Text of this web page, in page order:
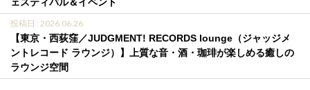
投稿日 : 2026.06.26
【東京・西荻窪／JUDGMENT! RECORDS lounge（ジャッジメ
ントレコード ラウンジ）】上質な音・酒・珈琲が楽しめる癒しの
ラウンジ空間